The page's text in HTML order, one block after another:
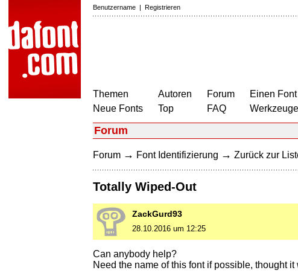
Benutzername | Registrieren
Themen
Neue Fonts
Autoren
Top
Forum
FAQ
Einen
Werkzeuge
Forum
Forum → Font Identifizierung → Zurück zur
Totally Wiped-Out
ZackGurd93
28.10.2016 um 12:25
Can anybody help?
Need the name of this font if possible, thought